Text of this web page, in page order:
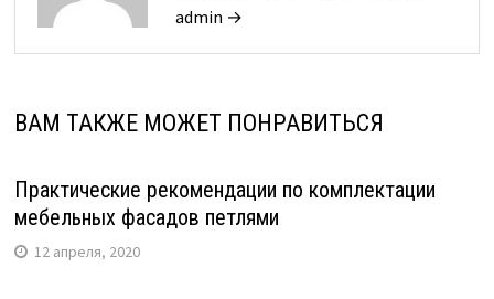
admin →
ВАМ ТАКЖЕ МОЖЕТ ПОНРАВИТЬСЯ
Практические рекомендации по комплектации
мебельных фасадов петлями
12 апреля, 2020